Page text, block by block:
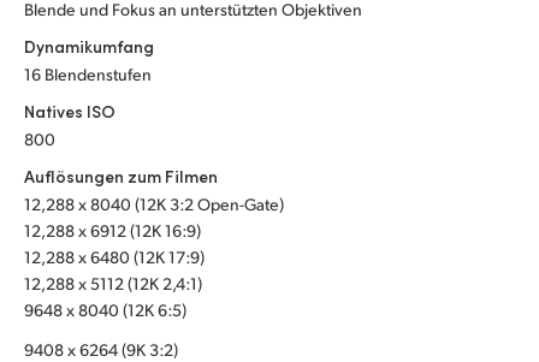
Chinese Taipei
UAE
Ukraine
United Kingdom
United States
Blende und Fokus an unterstützten Objektiven
Dynamikumfang
16 Blendenstufen
Natives ISO
800
Auflösungen zum Filmen
12,288 x 8040 (12K 3:2 Open-Gate)
12,288 x 6912 (12K 16:9)
12,288 x 6480 (12K 17:9)
12,288 x 5112 (12K 2,4:1)
9648 x 8040 (12K 6:5)
9408 x 6264 (9K 3:2)